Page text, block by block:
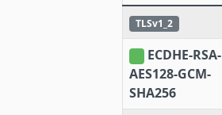
TLSv1_2
ECDHE-RSA-
AES128-GCM-
SHA256